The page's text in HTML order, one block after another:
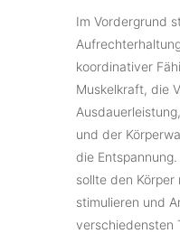
Im Vordergrund
koordinativer
Muskelkraft, die
und der
die
sollte den
stimulieren und
verschiedensten